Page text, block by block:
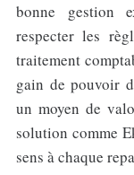
bonne gestion
respecter les
traitement
gain de pouvoir
un moyen de
solution comme
sens à chaque